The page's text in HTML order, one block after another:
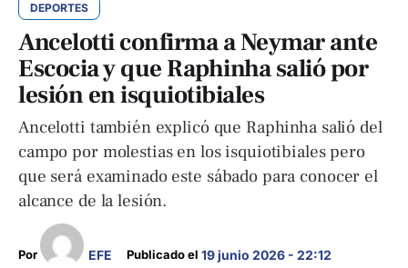
DEPORTES
Ancelotti confirma a Neymar ante
Escocia y que Raphinha salió por
lesión en isquiotibiales
Ancelotti también explicó que Raphinha salió del
campo por molestias en los isquiotibiales pero
que será examinado este sábado para conocer el
alcance de la lesión.
Por EFE Publicado el 19 junio 2026 - 22:12